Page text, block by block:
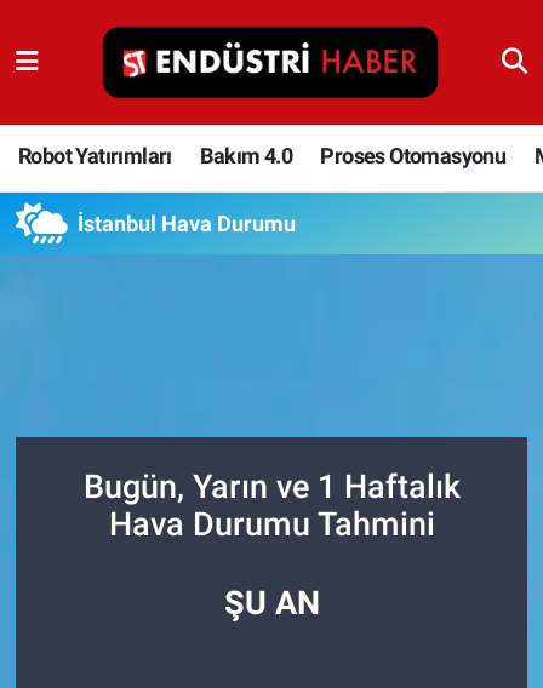
Robot Yatırımları Bakım 4.0 Proses Otomasyonu
İstanbul Hava Durumu
Bugün, Yarın ve 1 Haftalık
Hava Durumu Tahmini
ŞU AN
Robot Yatırımları
Bakım 4.0
Proses Otomasyonu
HaberOrtak